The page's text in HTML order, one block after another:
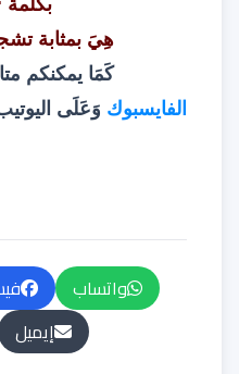
هِيَ بمثابة
كَمَا يمكنكم
الفايسبوك وَعَلَى
واتساب
إيميل